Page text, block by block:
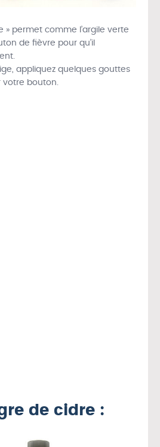
» permet comme l’argile verte
de fièvre pour qu’il
appliquez quelques gouttes
votre bouton.
de cidre :